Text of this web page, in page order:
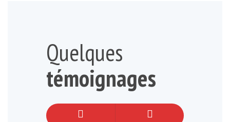
Quelques
témoignages